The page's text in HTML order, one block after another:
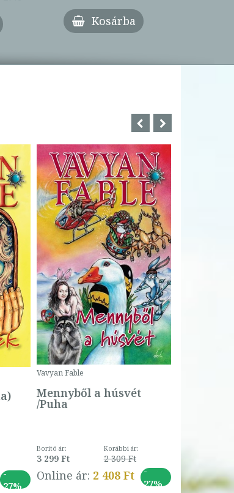
Kosárba
-
27%
Vavyan Fable
Mennyből a húsvét
/Puha
Borító ár:
3 299 Ft
Korábbi ár:
2 309 Ft
Online ár: 2 408 Ft
-
27%